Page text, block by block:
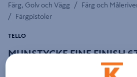
Färg, Golv och Vägg / Färg och
/ Färgpistoler
MUNSTYCKE FINE FINISH
TELLO
Detaljerad beskrivning finns i